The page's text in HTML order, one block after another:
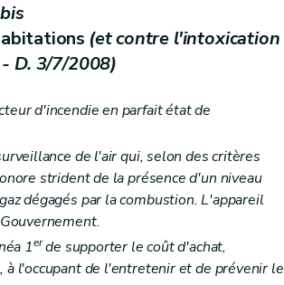
aides
bis
(et contre l'intoxication
D. 3/7/2008)
d'incendie en parfait état de
de l'air qui, selon des critères
strident de la présence d'un niveau
dégagés par la combustion. L'appareil
1erde supporter le coût d'achat,
l'occupant de l'entretenir et de prévenir le